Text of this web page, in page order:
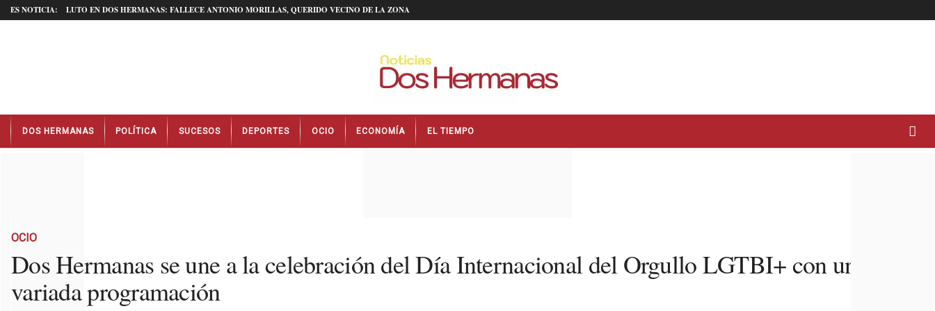
ES NOTICIA: LUTO EN DOS HERMANAS: FALLECE ANTONIO MORILLAS, QUERIDO VECINO DE LA ZONA
t
DOS HERMANAS POLÍTICA SUCESOS DEPORTES OCIO ECONOMÍA EL TIEMPO
OCIO
Dos Hermanas se une a la celebración del Día Internacional del Orgullo LGTBI+ con una
variada programación